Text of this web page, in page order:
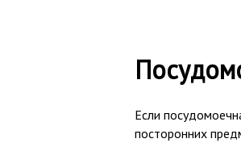
Если
посторонних